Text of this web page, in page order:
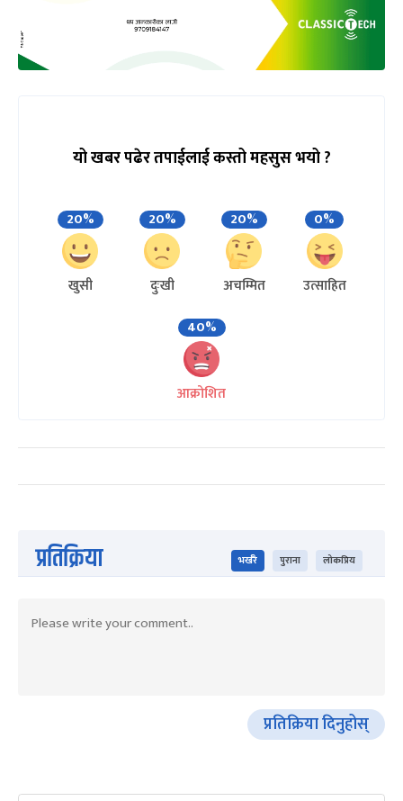
यो खबर पढेर तपाईलाई कस्तो महसुस भयो ?
20%
खुसी
20%
दुःखी
20%
अचम्मित
0%
उत्साहित
40%
आक्रोशित
प्रतिक्रिया भर्खरै पुराना लोकप्रिय
प्रतिक्रिया दिनुहोस्